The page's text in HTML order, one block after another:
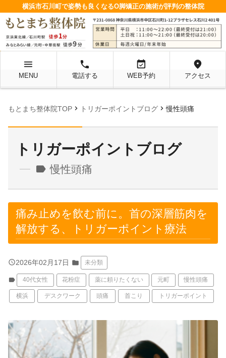
横浜市石川町で姿勢も良くなるO脚矯正の施術が評判の整体院
menu
MENU
local_phone
電話する
event_available
WEB予約
location_on
アクセス
もとまち整体院TOP chevron_right トリガーポイントブログ chevron_right慢性頭痛
トリガーポイントブログ
label 慢性頭痛
痛み止めを飲む前に。首の深層筋肉を
解放する、トリガーポイント療法
query_builder2026年02月17日 folder 未分類
label 40代女性 花粉症 薬に頼りたくない 元町 慢性頭痛
横浜 デスクワーク 頭痛 首こり トリガーポイント